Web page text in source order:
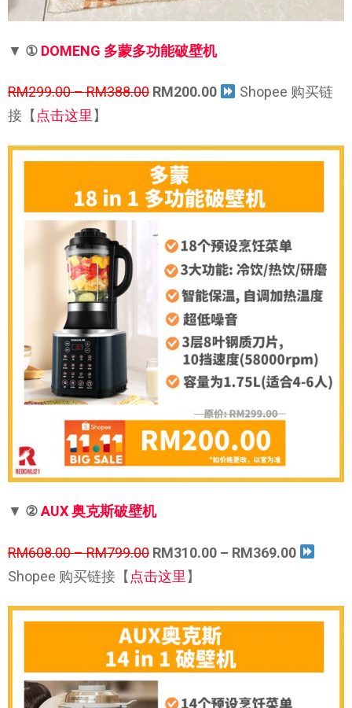
▼ ① DOMENG 多蒙多功能破壁机
RM299.00 – RM388.00 RM200.00
Shopee 购买链
接【 点击这里 】
▼ ②AUX 奥克斯破壁机
RM608.00 – RM799.00 RM310.00 – RM369.00
Shopee 购买链接【点击这里】